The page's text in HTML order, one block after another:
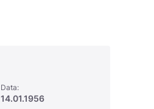
Data:
14.01.1956